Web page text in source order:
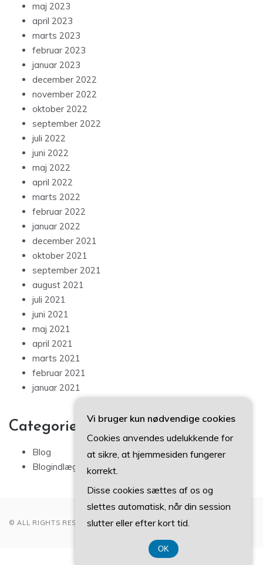
maj 2023
april 2023
marts 2023
februar 2023
januar 2023
december 2022
november 2022
oktober 2022
september 2022
juli 2022
juni 2022
maj 2022
april 2022
marts 2022
februar 2022
januar 2022
december 2021
oktober 2021
september 2021
august 2021
juli 2021
juni 2021
maj 2021
april 2021
marts 2021
februar 2021
januar 2021
Categories
Blog
Blogindlæg
© ALL RIGHTS RESERVED 2022
Vi bruger kun nødvendige cookies
Cookies anvendes udelukkende for
at sikre, at hjemmesiden fungerer
korrekt.
Disse cookies sættes af os og
slettes automatisk, når din session
slutter eller efter kort tid.
OK